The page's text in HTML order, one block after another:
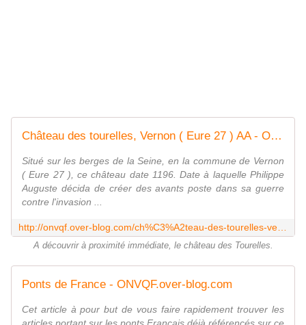
Château des tourelles, Vernon ( Eure 27 ) AA - ONVQF.over-blog.com
Situé sur les berges de la Seine, en la commune de Vernon
( Eure 27 ), ce château date 1196. Date à laquelle Philippe
Auguste décida de créer des avants poste dans sa guerre
contre l'invasion ...
A découvrir à proximité immédiate, le château des Tourelles.
Ponts de France - ONVQF.over-blog.com
Cet article à pour but de vous faire rapidement trouver les